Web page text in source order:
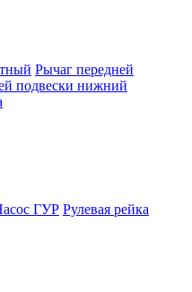
Рычаг передней
подвески нижний
ГУР Рулевая рейка